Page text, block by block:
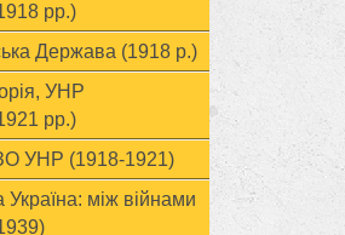
рр.)
Держава (1918 р.)
УНР
рр.)
УНР (1918-1921)
Україна: між війнами